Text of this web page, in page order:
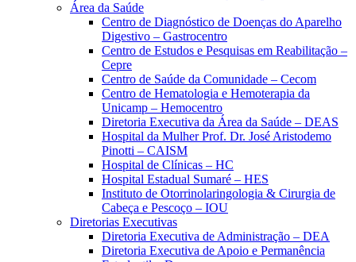
Área da Saúde
Centro de Diagnóstico de Doenças do Aparelho
Digestivo – Gastrocentro
Centro de Estudos e Pesquisas em Reabilitação –
Cepre
Centro de Saúde da Comunidade – Cecom
Centro de Hematologia e Hemoterapia da
Unicamp – Hemocentro
Diretoria Executiva da Área da Saúde – DEAS
Hospital da Mulher Prof. Dr. José Aristodemo
Pinotti – CAISM
Hospital de Clínicas – HC
Hospital Estadual Sumaré – HES
Instituto de Otorrinolaringologia & Cirurgia de
Cabeça e Pescoço – IOU
Diretorias Executivas
Diretoria Executiva de Administração – DEA
Diretoria Executiva de Apoio e Permanência